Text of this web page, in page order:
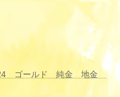
ゴールド 純金 地金